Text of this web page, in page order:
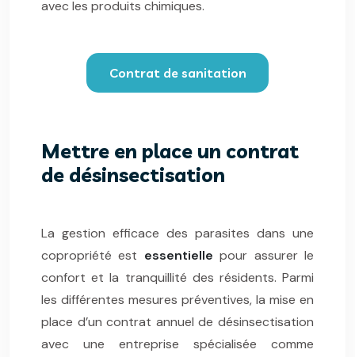
avec les produits chimiques.
Contrat de sanitation
Mettre en place un contrat
de désinsectisation
La gestion efficace des parasites dans une
copropriété est essentielle pour assurer le
confort et la tranquillité des résidents. Parmi
les différentes mesures préventives, la mise en
place d’un contrat annuel de désinsectisation
avec une entreprise spécialisée comme